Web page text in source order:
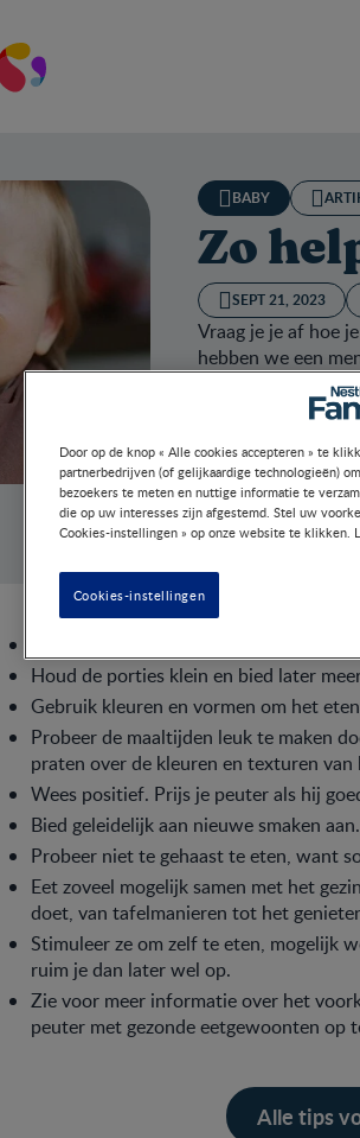
BABY
Zo
SEPT 21, 2023
Vraag je je af hoe
hebben we een
Houd de porties klein en bied later
Gebruik kleuren en vormen om het
Probeer de maaltijden leuk te maken
praten over de kleuren en texturen van
Wees positief. Prijs je peuter als hij
Bied geleidelijk aan nieuwe smaken
Probeer niet te gehaast te eten, want
Eet zoveel mogelijk samen met het
doet, van tafelmanieren tot het
Stimuleer ze om zelf te eten, mogelijk
ruim je dan later wel op.
Zie voor meer informatie over het
peuter met gezonde eetgewoonten op
Alle tips
Door op de knop « Alle cookies accepteren » te
partnerbedrijven (of gelijkaardige technologieën)
bezoekers te meten en nuttige informatie te
die op uw interesses zijn afgestemd. Stel uw
Cookies-instellingen » op onze website te klikken.
Cookies-instellingen